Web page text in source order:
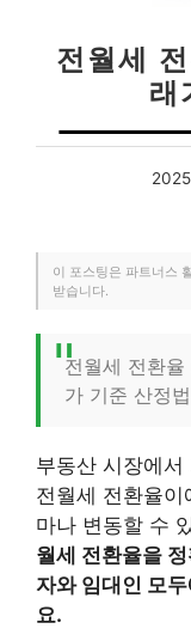
전월세
래
이 포스팅은 파트너스
받습니다.
전월세 전환
가 기준 산정법
부동산 시장에
전월세 전환율
마나 변동할 수
월세 전환율을
자와 임대인 모
요.